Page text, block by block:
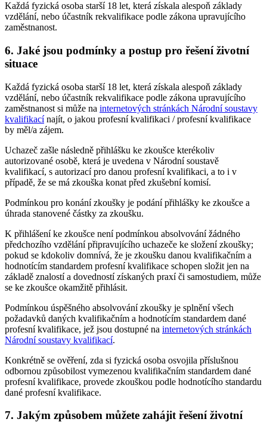
Každá fyzická osoba starší 18 let, která získala alespoň základy
vzdělání, nebo účastník rekvalifikace podle zákona upravujícího
zaměstnanost.
6. Jaké jsou podmínky a postup pro řešení životní
situace
Každá fyzická osoba starší 18 let, která získala alespoň základy
vzdělání, nebo účastník rekvalifikace podle zákona upravujícího
zaměstnanost si může na internetových stránkách Národní soustavy
kvalifikacínajít, o jakou profesní kvalifikaci / profesní kvalifikace
by měl/a zájem.
Uchazeč zašle následně přihlášku ke zkoušce kterékoliv
autorizované osobě, která je uvedena v Národní soustavě
kvalifikací, s autorizací pro danou profesní kvalifikaci, a to i v
případě, že se má zkouška konat před zkušební komisí.
Podmínkou pro konání zkoušky je podání přihlášky ke zkoušce a
úhrada stanovené částky za zkoušku.
K přihlášení ke zkoušce není podmínkou absolvování žádného
předchozího vzdělání připravujícího uchazeče ke složení zkoušky;
pokud se kdokoliv domnívá, že je zkoušku danou kvalifikačním a
hodnotícím standardem profesní kvalifikace schopen složit jen na
základě znalostí a dovedností získaných praxí či samostudiem, může
se ke zkoušce okamžitě přihlásit.
Podmínkou úspěšného absolvování zkoušky je splnění všech
požadavků daných kvalifikačním a hodnotícím standardem dané
profesní kvalifikace, jež jsou dostupné na internetových stránkách
Národní soustavy kvalifikací.
Konkrétně se ověření, zda si fyzická osoba osvojila příslušnou
odbornou způsobilost vymezenou kvalifikačním standardem dané
profesní kvalifikace, provede zkouškou podle hodnotícího standardu
dané profesní kvalifikace.
7. Jakým způsobem můžete zahájit řešení životní